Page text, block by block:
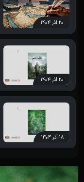
۲۰ آذر ۱۴۰۴
۲۰ آذر ۱۴۰۴
۱۸ آذر ۱۴۰۴